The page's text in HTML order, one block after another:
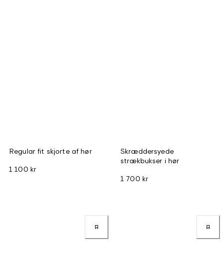
Regular fit skjorte af hør
1 100 kr
Skræddersyede
strækbukser i hør
1 700 kr